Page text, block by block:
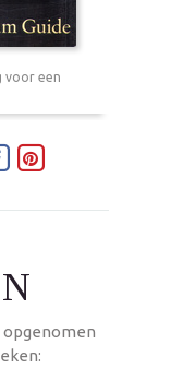
voor een
opgenomen